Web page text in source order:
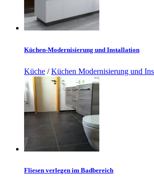
Küchen-Modernisierung und Installation
Küche /Küchen Modernisierung und
Fliesen verlegen im Badbereich